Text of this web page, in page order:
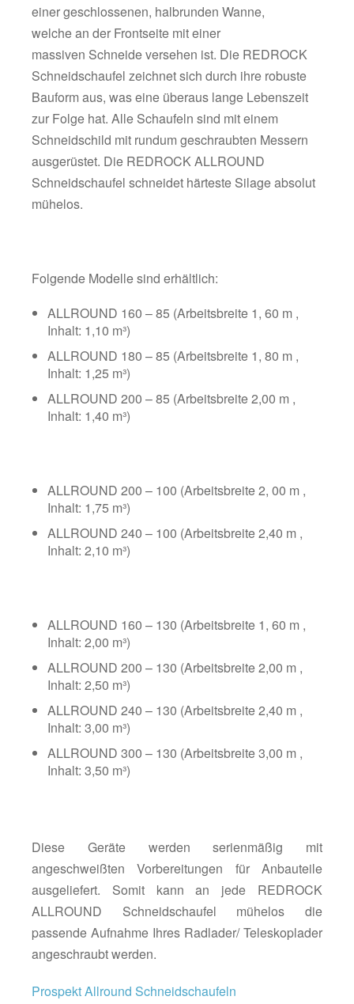
einer geschlossenen, halbrunden Wanne,
welche an der Frontseite mit einer
massiven Schneide versehen ist. Die REDROCK
Schneidschaufel zeichnet sich durch ihre robuste
Bauform aus, was eine überaus lange Lebenszeit
zur Folge hat. Alle Schaufeln sind mit einem
Schneidschild mit rundum geschraubten Messern
ausgerüstet. Die REDROCK ALLROUND
Schneidschaufel schneidet härteste Silage absolut
mühelos.
Folgende Modelle sind erhältlich:
ALLROUND 160 – 85 (Arbeitsbreite 1, 60 m ,
Inhalt: 1,10 m³)
ALLROUND 180 – 85 (Arbeitsbreite 1, 80 m ,
Inhalt: 1,25 m³)
ALLROUND 200 – 85 (Arbeitsbreite 2,00 m ,
Inhalt: 1,40 m³)
ALLROUND 200 – 100 (Arbeitsbreite 2, 00 m ,
Inhalt: 1,75 m³)
ALLROUND 240 – 100 (Arbeitsbreite 2,40 m ,
Inhalt: 2,10 m³)
ALLROUND 160 – 130 (Arbeitsbreite 1, 60 m ,
Inhalt: 2,00 m³)
ALLROUND 200 – 130 (Arbeitsbreite 2,00 m ,
Inhalt: 2,50 m³)
ALLROUND 240 – 130 (Arbeitsbreite 2,40 m ,
Inhalt: 3,00 m³)
ALLROUND 300 – 130 (Arbeitsbreite 3,00 m ,
Inhalt: 3,50 m³)
Diese Geräte werden serienmäßig mit
angeschweißten Vorbereitungen für Anbauteile
ausgeliefert. Somit kann an jede REDROCK
ALLROUND Schneidschaufel mühelos die
passende Aufnahme Ihres Radlader/ Teleskoplader
angeschraubt werden.
Prospekt Allround Schneidschaufeln